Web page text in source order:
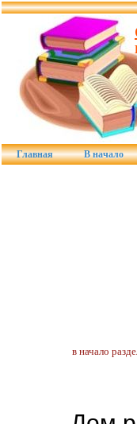
Главная В начало
в начало